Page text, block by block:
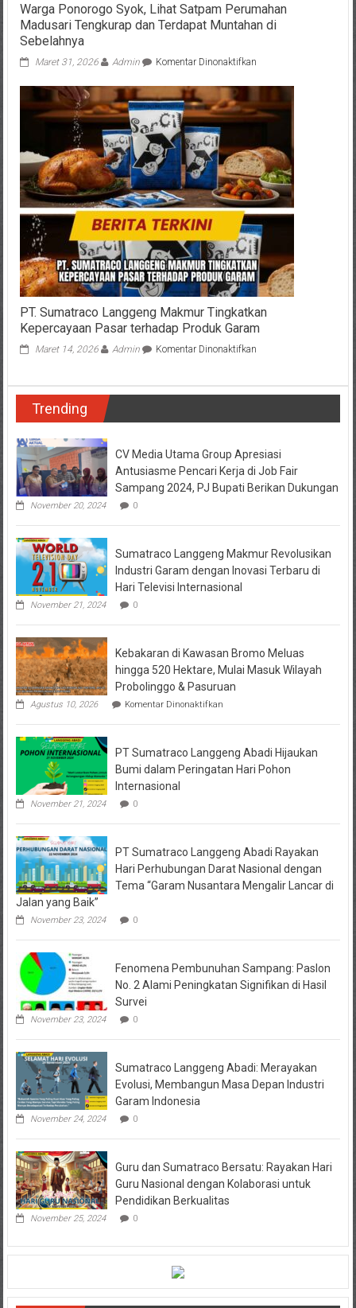
Warga Ponorogo Syok, Lihat Satpam Perumahan
Madusari Tengkurap dan Terdapat Muntahan di
Sebelahnya
Maret 31, 2026 Admin Komentar Dinonaktifkanpada
Ponorogo
Syok,
Lihat
Perumahan
Madusari
Tengkurap
dan
Terdapat
Muntahan
di
Sebelahnya
PT. Sumatraco Langgeng Makmur Tingkatkan
Kepercayaan Pasar terhadap Produk Garam
Maret 14, 2026 Admin Komentar Dinonaktifkanpada
Pasar
Produk
Garam
Trending
CV Media Utama Group Apresiasi
Antusiasme Pencari Kerja di Job Fair
Sampang 2024, PJ Bupati Berikan Dukungan
November 20, 2024 0
Sumatraco Langgeng Makmur Revolusikan
Industri Garam dengan Inovasi Terbaru di
Hari Televisi Internasional
November 21, 2024 0
Kebakaran di Kawasan Bromo Meluas
hingga 520 Hektare, Mulai Masuk Wilayah
Probolinggo & Pasuruan
Agustus 10, 2026 Komentar Dinonaktifkanpada
di
Bromo
Meluas
hingga
Masuk
Probolinggo
&
Pasuruan
PT Sumatraco Langgeng Abadi Hijaukan
Bumi dalam Peringatan Hari Pohon
Internasional
November 21, 2024 0
PT Sumatraco Langgeng Abadi Rayakan
Hari Perhubungan Darat Nasional dengan
Tema “Garam Nusantara Mengalir Lancar di
Jalan yang Baik”
November 23, 2024 0
Fenomena Pembunuhan Sampang: Paslon
No. 2 Alami Peningkatan Signifikan di Hasil
Survei
November 23, 2024 0
Sumatraco Langgeng Abadi: Merayakan
Evolusi, Membangun Masa Depan Industri
Garam Indonesia
November 24, 2024 0
Guru dan Sumatraco Bersatu: Rayakan Hari
Guru Nasional dengan Kolaborasi untuk
Pendidikan Berkualitas
November 25, 2024 0